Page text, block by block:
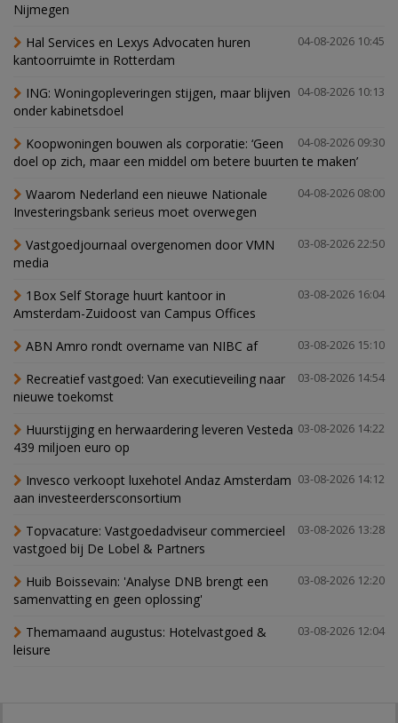
Nijmegen
04-08-2026 10:45
Hal Services en Lexys Advocaten huren
kantoorruimte in Rotterdam
04-08-2026 10:13
ING: Woningopleveringen stijgen, maar blijven
onder kabinetsdoel
04-08-2026 09:30
Koopwoningen bouwen als corporatie: ‘Geen
doel op zich, maar een middel om betere buurten te maken’
04-08-2026 08:00
Waarom Nederland een nieuwe Nationale
Investeringsbank serieus moet overwegen
03-08-2026 22:50
Vastgoedjournaal overgenomen door VMN
media
03-08-2026 16:04
1Box Self Storage huurt kantoor in
Amsterdam-Zuidoost van Campus Offices
03-08-2026 15:10
ABN Amro rondt overname van NIBC af
03-08-2026 14:54
Recreatief vastgoed: Van executieveiling naar
nieuwe toekomst
03-08-2026 14:22
Huurstijging en herwaardering leveren Vesteda
439 miljoen euro op
03-08-2026 14:12
Invesco verkoopt luxehotel Andaz Amsterdam
aan investeerdersconsortium
03-08-2026 13:28
Topvacature: Vastgoedadviseur commercieel
vastgoed bij De Lobel & Partners
03-08-2026 12:20
Huib Boissevain: 'Analyse DNB brengt een
samenvatting en geen oplossing'
03-08-2026 12:04
Themamaand augustus: Hotelvastgoed &
leisure